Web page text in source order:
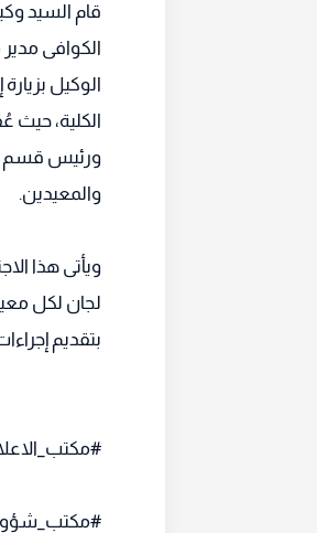
قام السيد
الكوافى
الوكيل
الكلية، حيث
ورئيس قسم
والمعيدين.
ويأتى هذا
لجان لكل
بتقديم